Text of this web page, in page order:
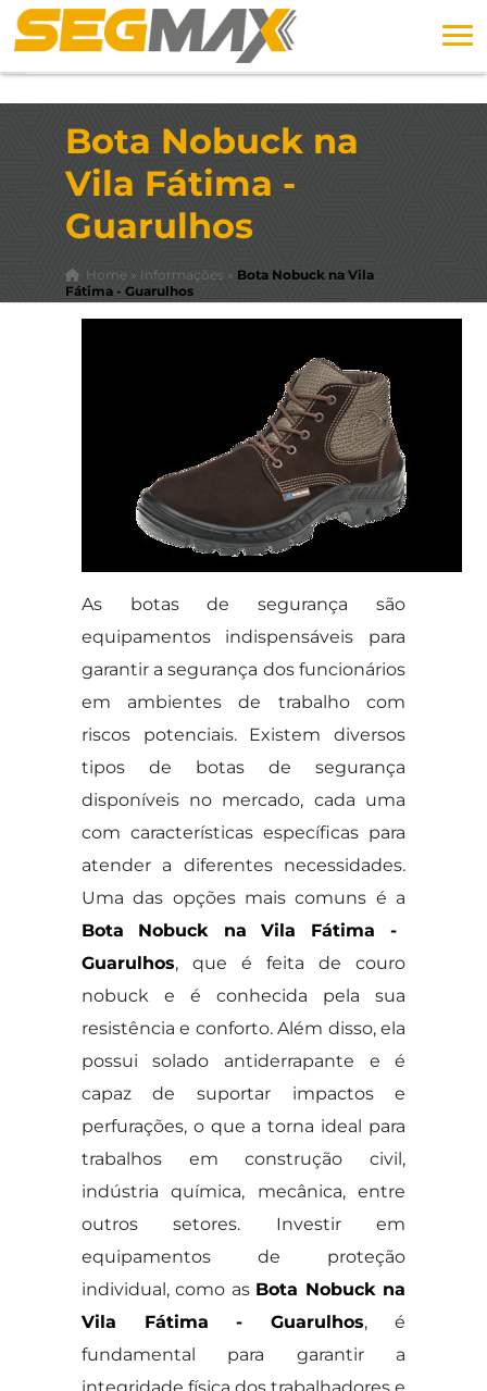
Bota Nobuck na
Vila Fátima -
Guarulhos
Home» Informações » Bota Nobuck na Vila
Fátima - Guarulhos
As botas de segurança são
equipamentos indispensáveis para
garantir a segurança dos funcionários
em ambientes de trabalho com
riscos potenciais. Existem diversos
tipos de botas de segurança
disponíveis no mercado, cada uma
com características específicas para
atender a diferentes necessidades.
Uma das opções mais comuns é a
Bota Nobuck na Vila Fátima -
Guarulhos, que é feita de couro
nobuck e é conhecida pela sua
resistência e conforto. Além disso, ela
possui solado antiderrapante e é
capaz de suportar impactos e
perfurações, o que a torna ideal para
trabalhos em construção civil,
indústria química, mecânica, entre
outros setores. Investir em
equipamentos de proteção
individual, como as Bota Nobuck na
Vila Fátima - Guarulhos, é
fundamental para garantir a